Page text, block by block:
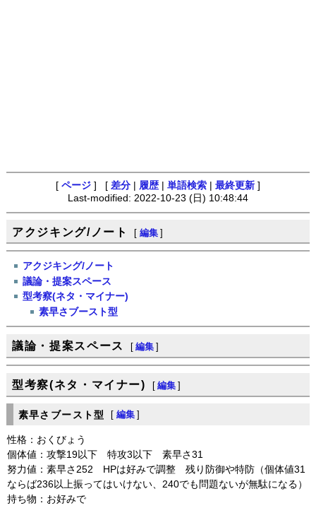
[ ページ ] [ 差分 履歴 単語検索 最終更新 ]
Last-modified: 2022-10-23 (日) 10:48:44
アクジキング/ノート [ 編集 ]
アクジキング/ノート
議論・提案スペース
型考察(ネタ・マイナー)
素早さブースト型
議論・提案スペース [ 編集 ]
型考察(ネタ・マイナー) [ 編集 ]
素早さブースト型 [ 編集 ]
性格：おくびょう
個体値：攻撃19以下 特攻3以下 素早さ31
努力値：素早さ252 HPは好みで調整 残り防御や特防（個体値31
ならば236以上振ってはいけない、240でも問題ないが無駄になる）
持ち物：お好みで